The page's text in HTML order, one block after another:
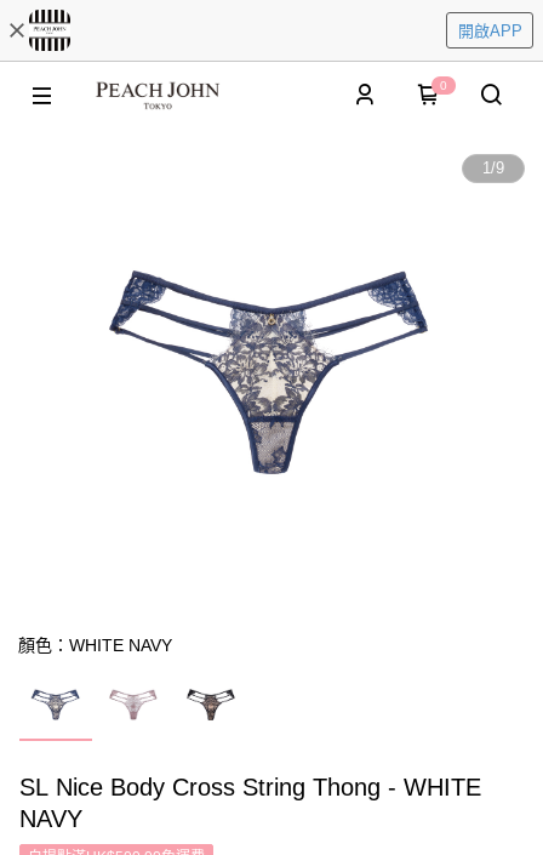
開啟APP
0
1/9
顏色：WHITE NAVY
SL Nice Body Cross String Thong - WHITE
NAVY